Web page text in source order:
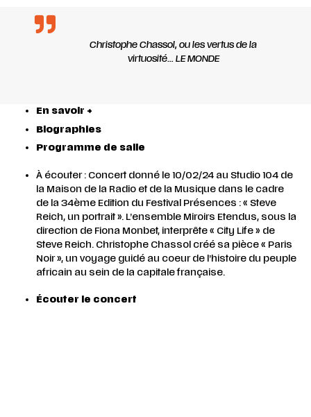
Christophe Chassol, ou lesvertus de la
virtuosité… LE MONDE
En savoir +
Biographies
Programme de salle
À écouter : Concert donné le 10/02/24 au Studio 104 de
la Maison de la Radio et de la Musique dans le cadre
de la 34ème Edition du Festival Présences : « Steve
Reich, un portrait ». L’ensemble Miroirs Etendus, sous la
direction de Fiona Monbet, interprête « City Life » de
Steve Reich. Christophe Chassol créé sa pièce « Paris
Noir », un voyage guidé au coeur de l’histoire du peuple
africain au sein de la capitale française.
Écouter le concert